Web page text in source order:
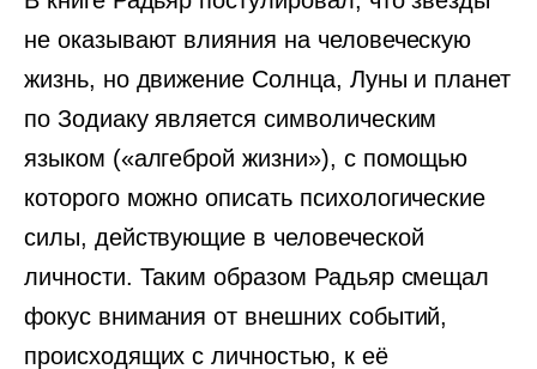
не оказывают влияния на человеческую
жизнь, но движение Солнца, Луны и планет
по Зодиаку является символическим
языком («алгеброй жизни»), с помощью
которого можно описать психологические
силы, действующие в человеческой
личности. Таким образом Радьяр смещал
фокус внимания от внешних событий,
происходящих с личностью, к её